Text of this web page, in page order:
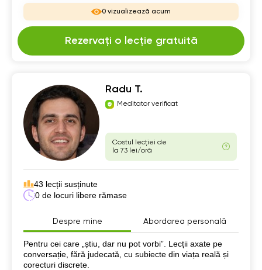
0 vizualizează acum
Rezervați o lecție gratuită
Radu T.
Meditator verificat
Costul lecției de
la 73 lei/oră
43 lecții susținute
0 de locuri libere rămase
Despre mine Abordarea personală
Despre mine
Pentru cei care „știu, dar nu pot vorbi”. Lecții axate pe
conversație, fără judecată, cu subiecte din viața reală și
corecturi discrete.